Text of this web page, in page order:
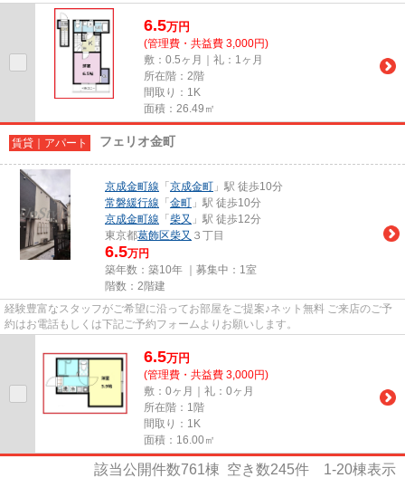
6.5万円
(管理費・共益費 3,000円)
敷：0.5ヶ月｜礼：1ヶ月
所在階：2階
間取り：1K
面積：26.49㎡
賃貸｜アパート フェリオ金町
京成金町線 「 京成金町 」駅 徒歩10分
常磐緩行線 「 金町 」駅 徒歩10分
京成金町線 「 柴又 」駅 徒歩12分
東京都葛飾区柴又 ３丁目
6.5万円
築年数：築10年 ｜募集中： 1室
階数：2階建
経験豊富なスタッフがご希望に沿ってお部屋をご提案♪ネット無料 ご来店のご予
約はお電話もしくは下記ご予約フォームよりお願いします。
6.5万円
(管理費・共益費 3,000円)
敷：0ヶ月｜礼：0ヶ月
所在階：1階
間取り：1K
面積：16.00㎡
該当公開件数761棟 空き数245件 1-20棟表示